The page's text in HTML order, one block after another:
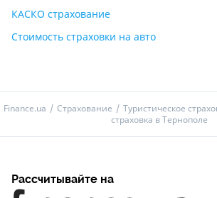
КАСКО страхование
Стоимость страховки на авто
Finance.ua Страхование Туристическое
страховка в Тернополе
Рассчитывайте на